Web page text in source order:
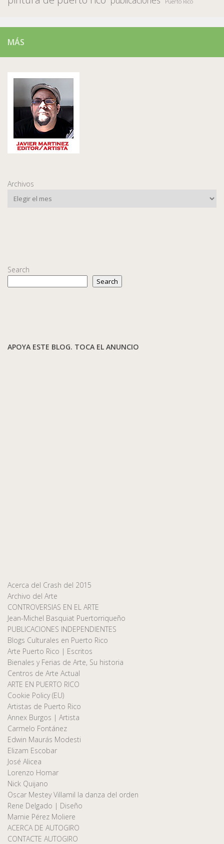
MÁS
Archivos
Search
Search
APOYA ESTE BLOG. TOCA EL ANUNCIO
Acerca del Crash del 2015
Archivo del Arte
CONTROVERSIAS EN EL ARTE
Jean-Michel Basquiat Puertorriqueño
PUBLICACIONES INDEPENDIENTES
Blogs Culturales en Puerto Rico
Arte Puerto Rico | Escritos
Bienales y Ferias de Arte, Su historia
Centros de Arte Actual
ARTE EN PUERTO RICO
Cookie Policy (EU)
Artistas de Puerto Rico
Annex Burgos | Artista
Carmelo Fontánez
Edwin Maurás Modesti
Elizam Escobar
José Alicea
Lorenzo Homar
Nick Quijano
Oscar Mestey Villamil la danza del orden
Rene Delgado | Diseño
Marnie Pérez Moliere
ACERCA DE AUTOGIRO
CONTACTE AUTOGIRO